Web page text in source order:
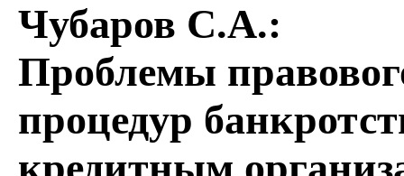
Чубаров С.А.:
Проблемы
процедур